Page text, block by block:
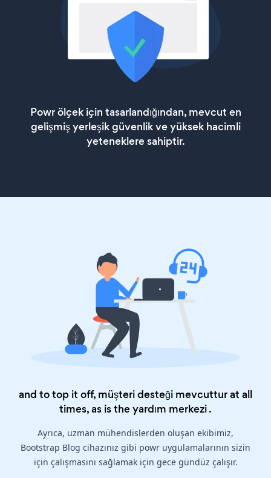
Powr ölçek için tasarlandığından, mevcut en
gelişmiş yerleşik güvenlik ve yüksek hacimli
yeteneklere sahiptir.
and to top it off, müşteri desteği mevcuttur at all
times, as is theyardım merkezi.
Ayrıca, uzman mühendislerden oluşan ekibimiz,
Bootstrap Blog cihazınız gibi powr uygulamalarının sizin
için çalışmasını sağlamak için gece gündüz çalışır.